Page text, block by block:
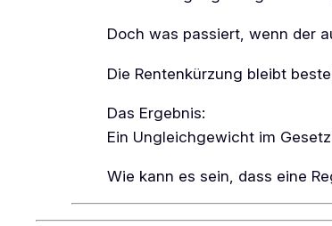
Doch was passiert, wenn der
Die Rentenkürzung bleibt
Das Ergebnis:
Ein Ungleichgewicht im
Wie kann es sein, dass eine